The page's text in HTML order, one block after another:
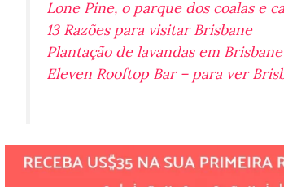
Lone Pine, o parque dos coalas e
13 Razões para visitar Brisbane
Plantação de lavandas em
Eleven Rooftop Bar – para ver